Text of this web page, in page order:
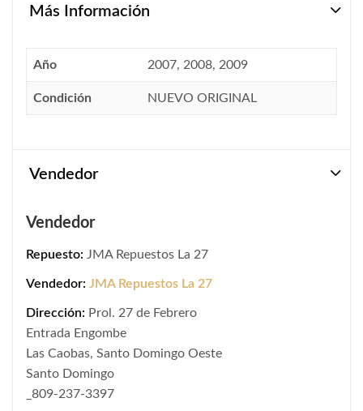
Más Información
Año 2007, 2008, 2009
Condición NUEVO ORIGINAL
Vendedor
Vendedor
Repuesto: JMA Repuestos La 27
Vendedor: JMA Repuestos La 27
Dirección: Prol. 27 de Febrero
Entrada Engombe
Las Caobas, Santo Domingo Oeste
Santo Domingo
_809-237-3397